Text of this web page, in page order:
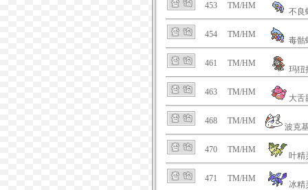
453 TM/HM
不良
454 TM/HM
毒骷
461 TM/HM
玛狃
463 TM/HM
大舌
468 TM/HM
波克
470 TM/HM
叶精
471 TM/HM
冰精